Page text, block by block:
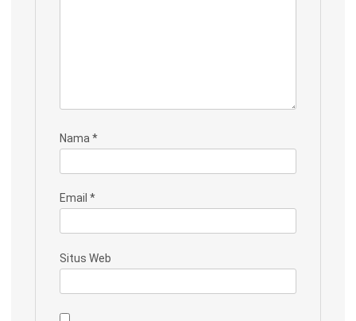
Nama *
Email *
Situs Web